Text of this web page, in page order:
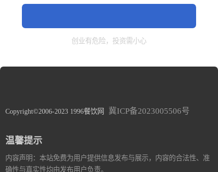
创业有危险，投资需小心
Copyright©2006-2023 1996餐饮网 冀ICP备2023005506号
温馨提示
内容声明：本站免费为用户提供信息发布与展示，内容的合法性、准
确性与真实性均由发布用户负责。